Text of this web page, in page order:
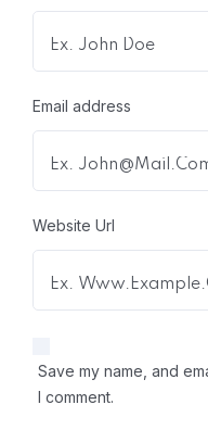
Email address
Website Url
Save my name, and
I comment.